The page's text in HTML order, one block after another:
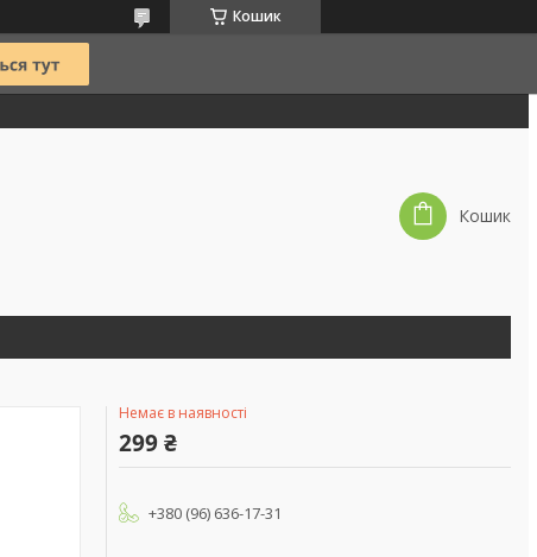
Кошик
Кошик
Немає в наявності
299 ₴
+380 (96) 636-17-31